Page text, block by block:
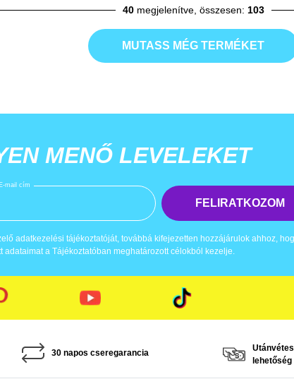
40 megjelenítve, összesen: 103
MUTASS MÉG TERMÉKET
MENŐ LEVELEKET
E-mail cím
FELIRATKOZOM
adatkezelési tájékoztatóját, továbbá kifejezetten hozzájárulok ahhoz,
a Tájékoztatóban meghatározott célokból kezelje.
30 napos cseregarancia
lehetőség